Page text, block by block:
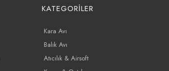
KATEGORİLER
Kara Avı
Balık Avı
Atıcılık & Airsoft